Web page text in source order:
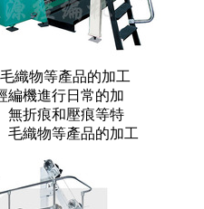
織物等產品的加工
編機進行日常的加
無折痕和壓痕等特
毛織物等產品的加工